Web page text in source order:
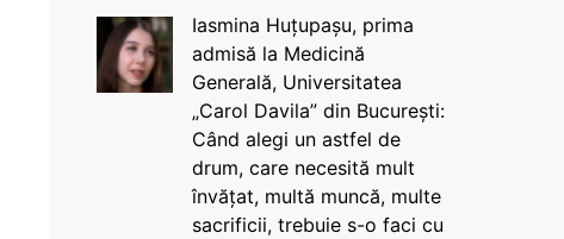
Iasmina Huțupașu, prima
admisă la Medicină
Generală, Universitatea
„Carol Davila” din București:
Când alegi un astfel de
drum, care necesită mult
învățat, multă muncă, multe
sacrificii, trebuie s-o faci cu